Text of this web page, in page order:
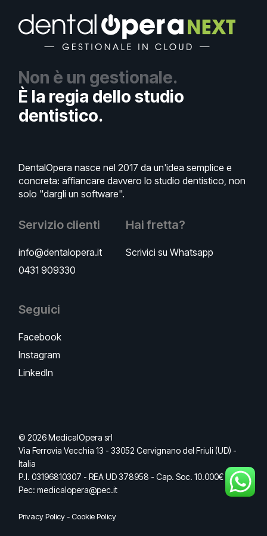
Non è un gestionale.
È la regia dello studio
dentistico.
DentalOpera nasce nel 2017 da un'idea semplice e
concreta: affiancare davvero lo studio dentistico, non
solo "dargli un software".
Servizio clienti
info@dentalopera.it
0431 909330
Hai fretta?
Scrivici su Whatsapp
Seguici
Facebook
Instagram
LinkedIn
© 2026 MedicalOpera srl
Via Ferrovia Vecchia 13 - 33052 Cervignano del Friuli (UD) -
Italia
P.I. 03196810307 - REA UD 378958 - Cap. Soc. 10.000€ I.V. -
Pec: medicalopera@pec.it
Privacy Policy-Cookie Policy